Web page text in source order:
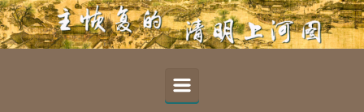
Skip to main content